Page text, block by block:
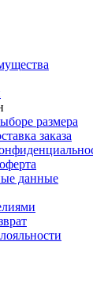
размера
заказа
данные